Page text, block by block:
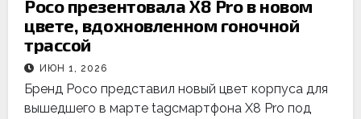
Poco презентовала X8 Pro в новом
цвете, вдохновленном гоночной
трассой
ИЮН 1, 2026
Бренд Poco представил новый цвет корпуса для
вышедшего в марте tagсмартфона X8 Pro под